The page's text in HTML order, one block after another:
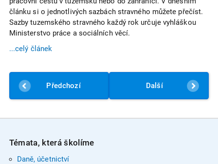
článku si o jednotlivých sazbách stravného můžete přečíst.
Sazby tuzemského stravného každý rok určuje vyhláškou
Ministerstvo práce a sociálních věcí.
...celý článek
Předchozí Další
Témata, která školíme
Daně, účetnictví